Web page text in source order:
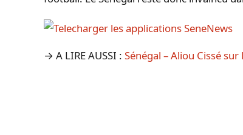
→ A LIRE AUSSI : Sénégal – Aliou Cissé sur